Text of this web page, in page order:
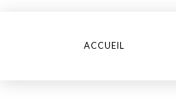
ACCUEIL